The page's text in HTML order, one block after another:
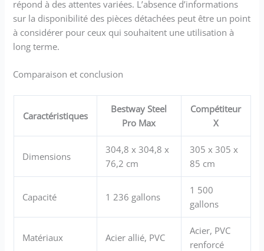
répond à des attentes variées. L’absence d’informations
sur la disponibilité des pièces détachées peut être un point
à considérer pour ceux qui souhaitent une utilisation à
long terme.
Comparaison et conclusion
Caractéristiques
Bestway Steel
Pro Max
Compétiteur
X
Dimensions
304,8 x 304,8 x
76,2 cm
305 x 305 x
85 cm
Capacité 1 236 gallons
1 500
gallons
Matériaux Acier allié, PVC
Acier, PVC
renforcé